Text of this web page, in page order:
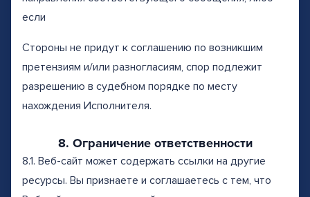
если
Стороны не придут к соглашению по возникшим
претензиям и/или разногласиям, спор подлежит
разрешению в судебном порядке по месту
нахождения Исполнителя.
8. Ограничение ответственности
8.1. Веб-сайт может содержать ссылки на другие
ресурсы. Вы признаете и соглашаетесь с тем, что